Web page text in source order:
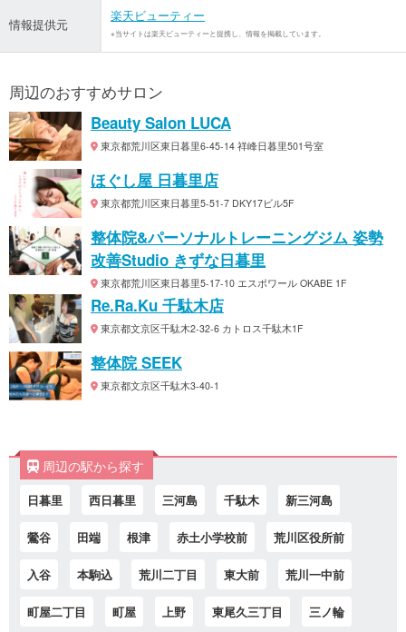
情報提供元
楽天ビューティー
※当サイトは楽天ビューティーと提携し、情報を掲載しています。
周辺のおすすめサロン
Beauty Salon LUCA
東京都荒川区東日暮里6-45-14 祥峰日暮里501号室
ほぐし屋 日暮里店
東京都荒川区東日暮里5-51-7 DKY17ビル5F
整体院&パーソナルトレーニングジム 姿勢
改善Studio きずな日暮里
東京都荒川区東日暮里5-17-10 エスポワール OKABE 1F
Re.Ra.Ku 千駄木店
東京都文京区千駄木2-32-6 カトロス千駄木1F
整体院 SEEK
東京都文京区千駄木3-40-1
周辺の駅から探す
日暮里 西日暮里 三河島 千駄木 新三河島
鶯谷 田端 根津 赤土小学校前 荒川区役所前
入谷 本駒込 荒川二丁目 東大前 荒川一中前
町屋二丁目 町屋 上野 東尾久三丁目 三ノ輪